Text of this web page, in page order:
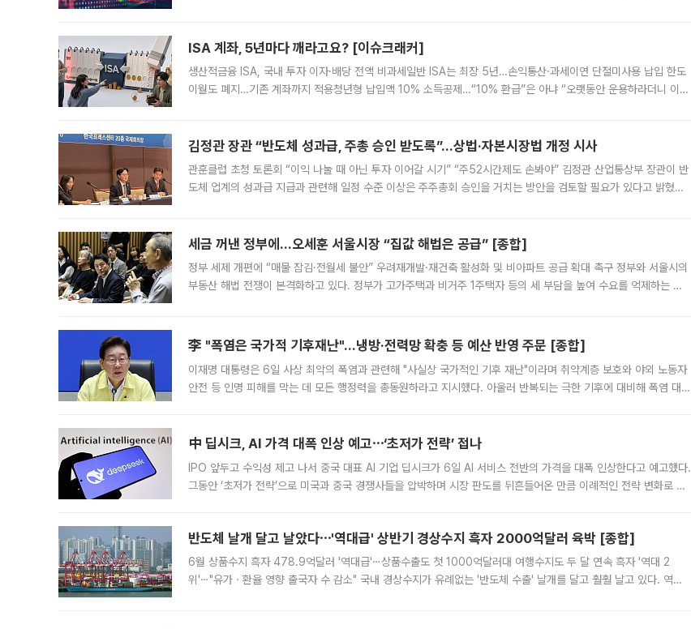
ISA 계좌, 5년마다 깨라고요? [이슈크래커]
생산적금융 ISA, 국내 투자 이자·배당 전액 비과세일반 ISA는 최장 5년…손익통산·과세이연 단절미사용 납입 한도
이월도 폐지…기존 계좌까지 적용청년형 납입액 10% 소득공제…“10% 환급”은 아냐 “오랫동안 운용하라더니 이제
김정관 장관 “반도체 성과급, 주총 승인 받도록”…상법·자본시장법 개정 시사
관훈클럽 초청 토론회 “이익 나눌 때 아닌 투자 이어갈 시기” “주52시간제도 손봐야” 김정관 산업통상부 장관이 반
도체 업계의 성과급 지급과 관련해 일정 수준 이상은 주주총회 승인을 거치는 방안을 검토할 필요가 있다고 밝혔다.
세금 꺼낸 정부에…오세훈 서울시장 “집값 해법은 공급” [종합]
정부 세제 개편에 “매물 잠김·전월세 불안” 우려재개발·재건축 활성화 및 비아파트 공급 확대 촉구 정부와 서울시의
부동산 해법 전쟁이 본격화하고 있다. 정부가 고가주택과 비거주 1주택자 등의 세 부담을 높여 수요를 억제하는 카
李 "폭염은 국가적 기후재난"…냉방·전력망 확충 등 예산 반영 주문 [종합]
이재명 대통령은 6일 사상 최악의 폭염과 관련해 "사실상 국가적인 기후 재난"이라며 취약계층 보호와 야외 노동자
안전 등 인명 피해를 막는 데 모든 행정력을 총동원하라고 지시했다. 아울러 반복되는 극한 기후에 대비해 폭염 대응
中 딥시크, AI 가격 대폭 인상 예고⋯‘초저가 전략’ 접나
IPO 앞두고 수익성 제고 나서 중국 대표 AI 기업 딥시크가 6일 AI 서비스 전반의 가격을 대폭 인상한다고 예고했다.
그동안 ‘초저가 전략’으로 미국과 중국 경쟁사들을 압박하며 시장 판도를 뒤흔들어온 만큼 이례적인 전략 변화로 평
반도체 날개 달고 날았다⋯'역대급' 상반기 경상수지 흑자 2000억달러 육박 [종합]
6월 상품수지 흑자 478.9억달러 '역대급'⋯상품수출도 첫 1000억달러대 여행수지도 두 달 연속 흑자 '역대 2
위'⋯"유가ㆍ환율 영향 출국자 수 감소" 국내 경상수지가 유례없는 '반도체 수출' 날개를 달고 훨훨 날고 있다. 역대